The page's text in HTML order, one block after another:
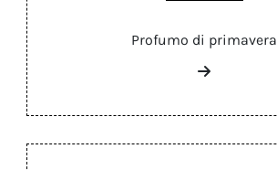
Profumo di primavera